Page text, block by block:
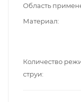
Область
Материал
Количество
струи